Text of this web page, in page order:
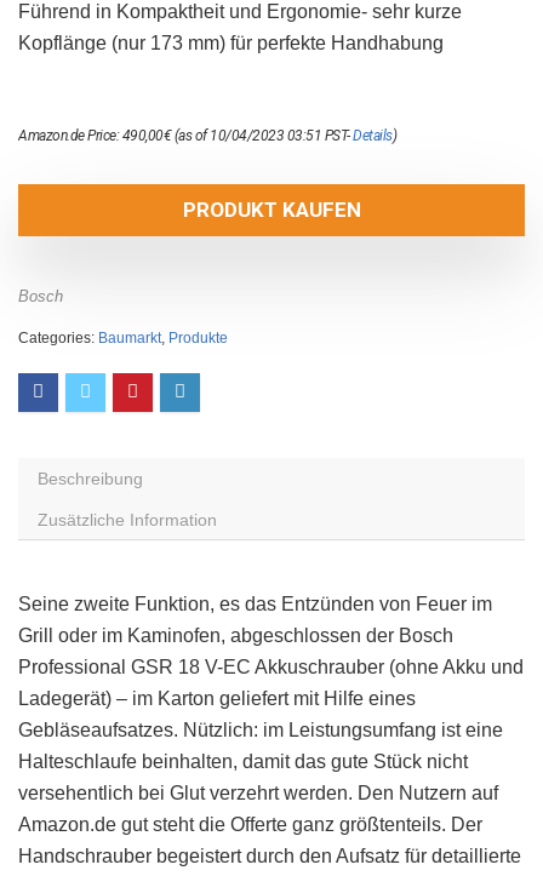
Führend in Kompaktheit und Ergonomie- sehr kurze
Kopflänge (nur 173 mm) für perfekte Handhabung
Amazon.de Price:490,00€(as of 10/04/2023 03:51 PST-Details)
PRODUKT KAUFEN
Bosch
Categories: Baumarkt, Produkte
Beschreibung
Zusätzliche Information
Seine zweite Funktion, es das Entzünden von Feuer im
Grill oder im Kaminofen, abgeschlossen der Bosch
Professional GSR 18 V-EC Akkuschrauber (ohne Akku und
Ladegerät) – im Karton geliefert mit Hilfe eines
Gebläseaufsatzes. Nützlich: im Leistungsumfang ist eine
Halteschlaufe beinhalten, damit das gute Stück nicht
versehentlich bei Glut verzehrt werden. Den Nutzern auf
Amazon.de gut steht die Offerte ganz größtenteils. Der
Handschrauber begeistert durch den Aufsatz für detaillierte